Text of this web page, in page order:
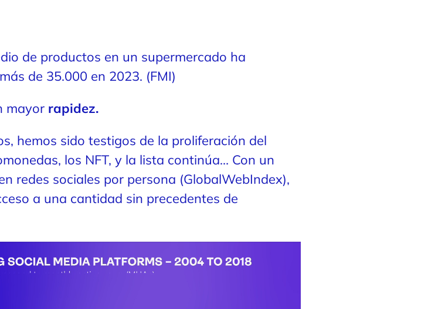
de productos en un supermercado ha
de 35.000 en 2023. (FMI)
mayor rapidez.
hemos sido testigos de la proliferación del
los NFT, y la lista continúa… Con un
redes sociales por persona (GlobalWebIndex),
a una cantidad sin precedentes de